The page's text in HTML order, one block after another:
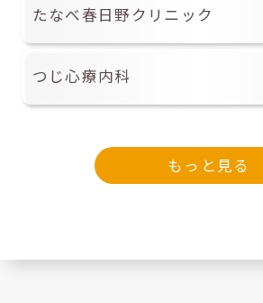
たなべ春日野クリニック
つじ心療内科
もっと見る